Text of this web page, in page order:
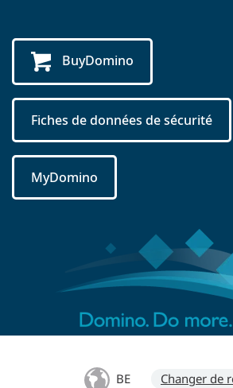
BuyDomino
Fiches de données de sécurité
MyDomino
BE Changer de